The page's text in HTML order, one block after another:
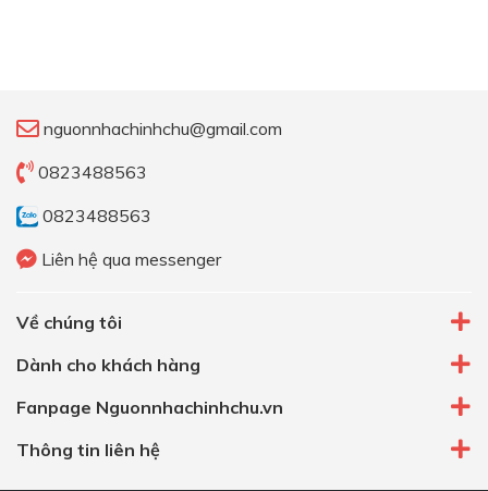
nguonnhachinhchu@gmail.com
0823488563
0823488563
Liên hệ qua messenger
Về chúng tôi
Dành cho khách hàng
Fanpage Nguonnhachinhchu.vn
Thông tin liên hệ